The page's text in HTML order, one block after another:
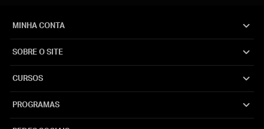
MINHA CONTA
SOBRE O SITE
CURSOS
PROGRAMAS